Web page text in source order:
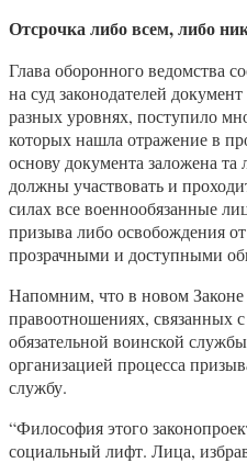
Отсрочка либо всем, либо
Глава оборонного ведомства
на суд законодателей
разных уровнях, поступило
которых нашла отражение в
основу документа заложена та
должны участвовать и
силах все военнообязанные
призыва либо освобождения
прозрачными и доступными
Напомним, что в новом
правоотношениях, связанных
обязательной воинской
организацией процесса
службу.
“Философия этого
социальный лифт. Лица,